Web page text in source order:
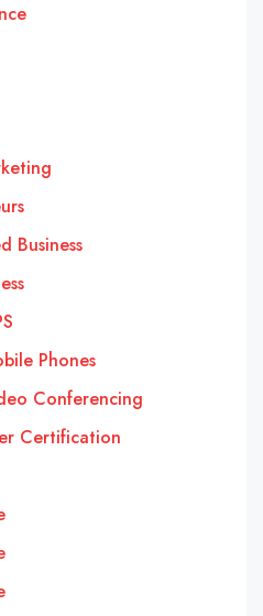
Business
Phones
Conferencing
Certification